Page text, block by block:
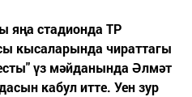
яңа стадионда ТР
кысаларында чираттагы
үз мәйданында Әлмәт
кабул итте. Уен зур